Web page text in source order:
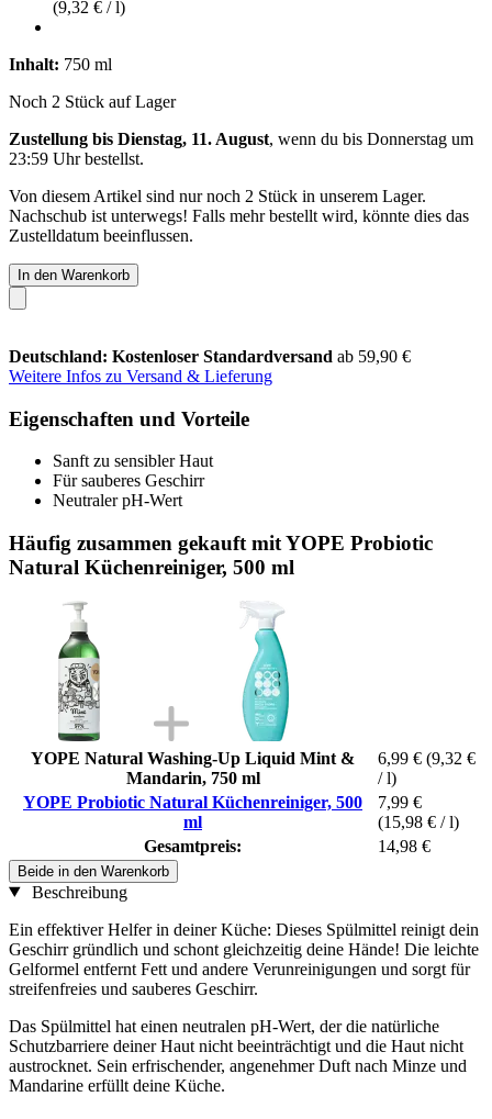
(9,32 € / l)
Inhalt: 750 ml
Noch 2 Stück auf Lager
Zustellung bis Dienstag, 11. August, wenn du bis Donnerstag um
23:59 Uhrbestellst.
Von diesem Artikel sind nur noch 2 Stück in unserem Lager.
Nachschub ist unterwegs! Falls mehr bestellt wird, könnte dies das
Zustelldatum beeinflussen.
In den Warenkorb
Deutschland: Kostenloser Standardversand ab 59,90 €
Weitere Infos zu Versand & Lieferung
Eigenschaften und Vorteile
Sanft zu sensibler Haut
Für sauberes Geschirr
Neutraler pH-Wert
Häufig zusammen gekauft mit YOPE Probiotic
Natural Küchenreiniger, 500 ml
YOPE Natural Washing-Up Liquid Mint &
Mandarin, 750 ml
6,99 € (9,32 €
/ l)
YOPE Probiotic Natural Küchenreiniger, 500
ml
7,99 €
(15,98 € / l)
Gesamtpreis:
14,98 €
Beide in den Warenkorb
Beschreibung
Ein effektiver Helfer in deiner Küche: Dieses Spülmittel reinigt dein
Geschirr gründlich und schont gleichzeitig deine Hände! Die leichte
Gelformel entfernt Fett und andere Verunreinigungen und sorgt für
streifenfreies und sauberes Geschirr.
Das Spülmittel hat einen neutralen pH-Wert, der die natürliche
Schutzbarriere deiner Haut nicht beeinträchtigt und die Haut nicht
austrocknet. Sein erfrischender, angenehmer Duft nach Minze und
Mandarine erfüllt deine Küche.